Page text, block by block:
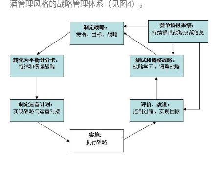
酒管理风格的战略管理体系（见图4）。